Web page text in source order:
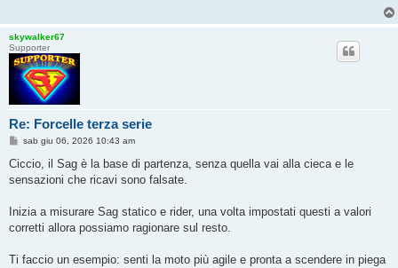
skywalker67
Supporter
Re: Forcelle terza serie
M
s
a
i
o
sab giu 06, 2026 10:43 am
Ciccio, il Sag è la base di partenza, senza quella vai alla cieca e le
sensazioni che ricavi sono falsate.
Inizia a misurare Sag statico e rider, una volta impostati questi a valori
corretti allora possiamo ragionare sul resto.
Ti faccio un esempio: senti la moto più agile e pronta a scendere in piega